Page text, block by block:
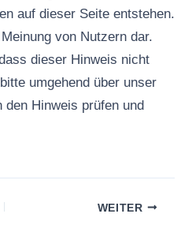
auf dieser Seite entstehen.
von Nutzern dar.
dieser Hinweis nicht
umgehend über unser
den Hinweis prüfen und
WEITER